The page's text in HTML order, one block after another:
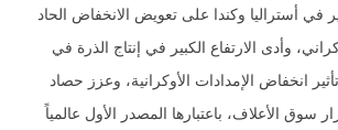
في أستراليا وكندا على تعويض الانخفاض الحاد
وأدى الارتفاع الكبير في إنتاج الذرة في
انخفاض الإمدادات الأوكرانية، وعزز حصاد
سوق الأعلاف، باعتبارها المصدر الأول عالمياً